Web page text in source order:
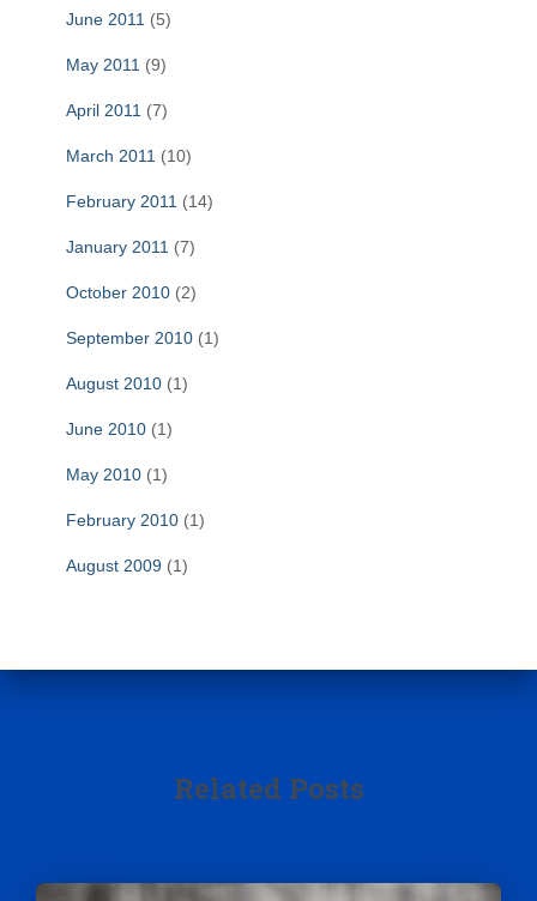
June 2011 (5)
May 2011 (9)
April 2011 (7)
March 2011 (10)
February 2011 (14)
January 2011 (7)
October 2010 (2)
September 2010 (1)
August 2010 (1)
June 2010 (1)
May 2010 (1)
February 2010 (1)
August 2009 (1)
Related Posts